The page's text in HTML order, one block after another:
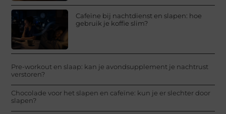
Cafeïne bij nachtdienst en slapen: hoe
gebruik je koffie slim?
Pre-workout en slaap: kan je avondsupplement je nachtrust
verstoren?
Chocolade voor het slapen en cafeïne: kun je er slechter door
slapen?